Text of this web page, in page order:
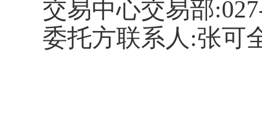
交易中心交易部
委托方联系人 :张可